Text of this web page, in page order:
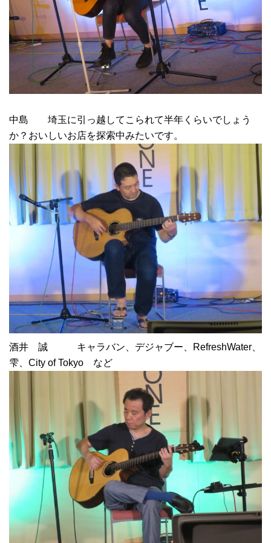
中島 埼玉に引っ越してこられて半年くらいでしょう
か？おいしいお店を探索中みたいです。
酒井 誠 キャラバン、デジャブー、RefreshWater、
雫、City of Tokyo など